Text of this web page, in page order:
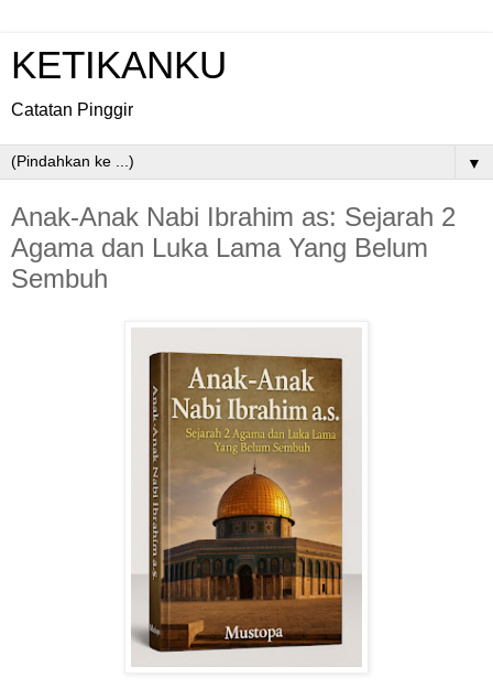
KETIKANKU
Catatan Pinggir
▼
Anak-Anak Nabi Ibrahim as: Sejarah 2
Agama dan Luka Lama Yang Belum
Sembuh